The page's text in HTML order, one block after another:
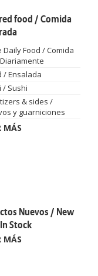
food / Comida
Daily Food / Comida
/ Ensalada
/ Sushi
& sides /
y guarniciones
MÁS
Nuevos / New
Stock
MÁS